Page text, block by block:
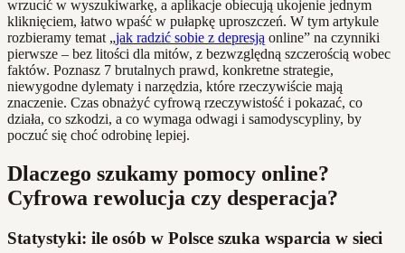
wrzucić w wyszukiwarkę, a aplikacje obiecują ukojenie jednym
kliknięciem, łatwo wpaść w pułapkę uproszczeń. W tym artykule
rozbieramy temat „jak radzić sobie z depresją online” na czynniki
pierwsze – bez litości dla mitów, z bezwzględną szczerością wobec
faktów. Poznasz 7 brutalnych prawd, konkretne strategie,
niewygodne dylematy i narzędzia, które rzeczywiście mają
znaczenie. Czas obnażyć cyfrową rzeczywistość i pokazać, co
działa, co szkodzi, a co wymaga odwagi i samodyscypliny, by
poczuć się choć odrobinę lepiej.
Dlaczego szukamy pomocy online?
Cyfrowa rewolucja czy desperacja?
Statystyki: ile osób w Polsce szuka wsparcia w sieci